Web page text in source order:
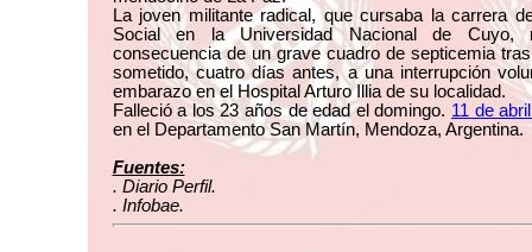
La joven militante radical, que cursaba la carrera
Social en la Universidad Nacional de Cuyo,
consecuencia de un grave cuadro de septicemia
sometido, cuatro días antes, a una interrupción
embarazo en el Hospital Arturo Illia de su localidad.
Falleció a los 23 años de edad el domingo. 11 de
en el Departamento San Martín, Mendoza, Argentina.
Fuentes:
. Diario Perfil.
. Infobae.